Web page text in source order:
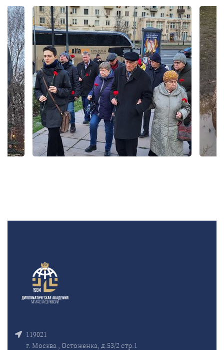
119021
г. Москва , Остоженка, д.53/2 стр.1